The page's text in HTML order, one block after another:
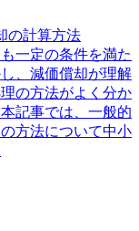
の計算方法
一定の条件を満た
、減価償却が理解
の方法がよく分か
記事では、一般的
方法について中小